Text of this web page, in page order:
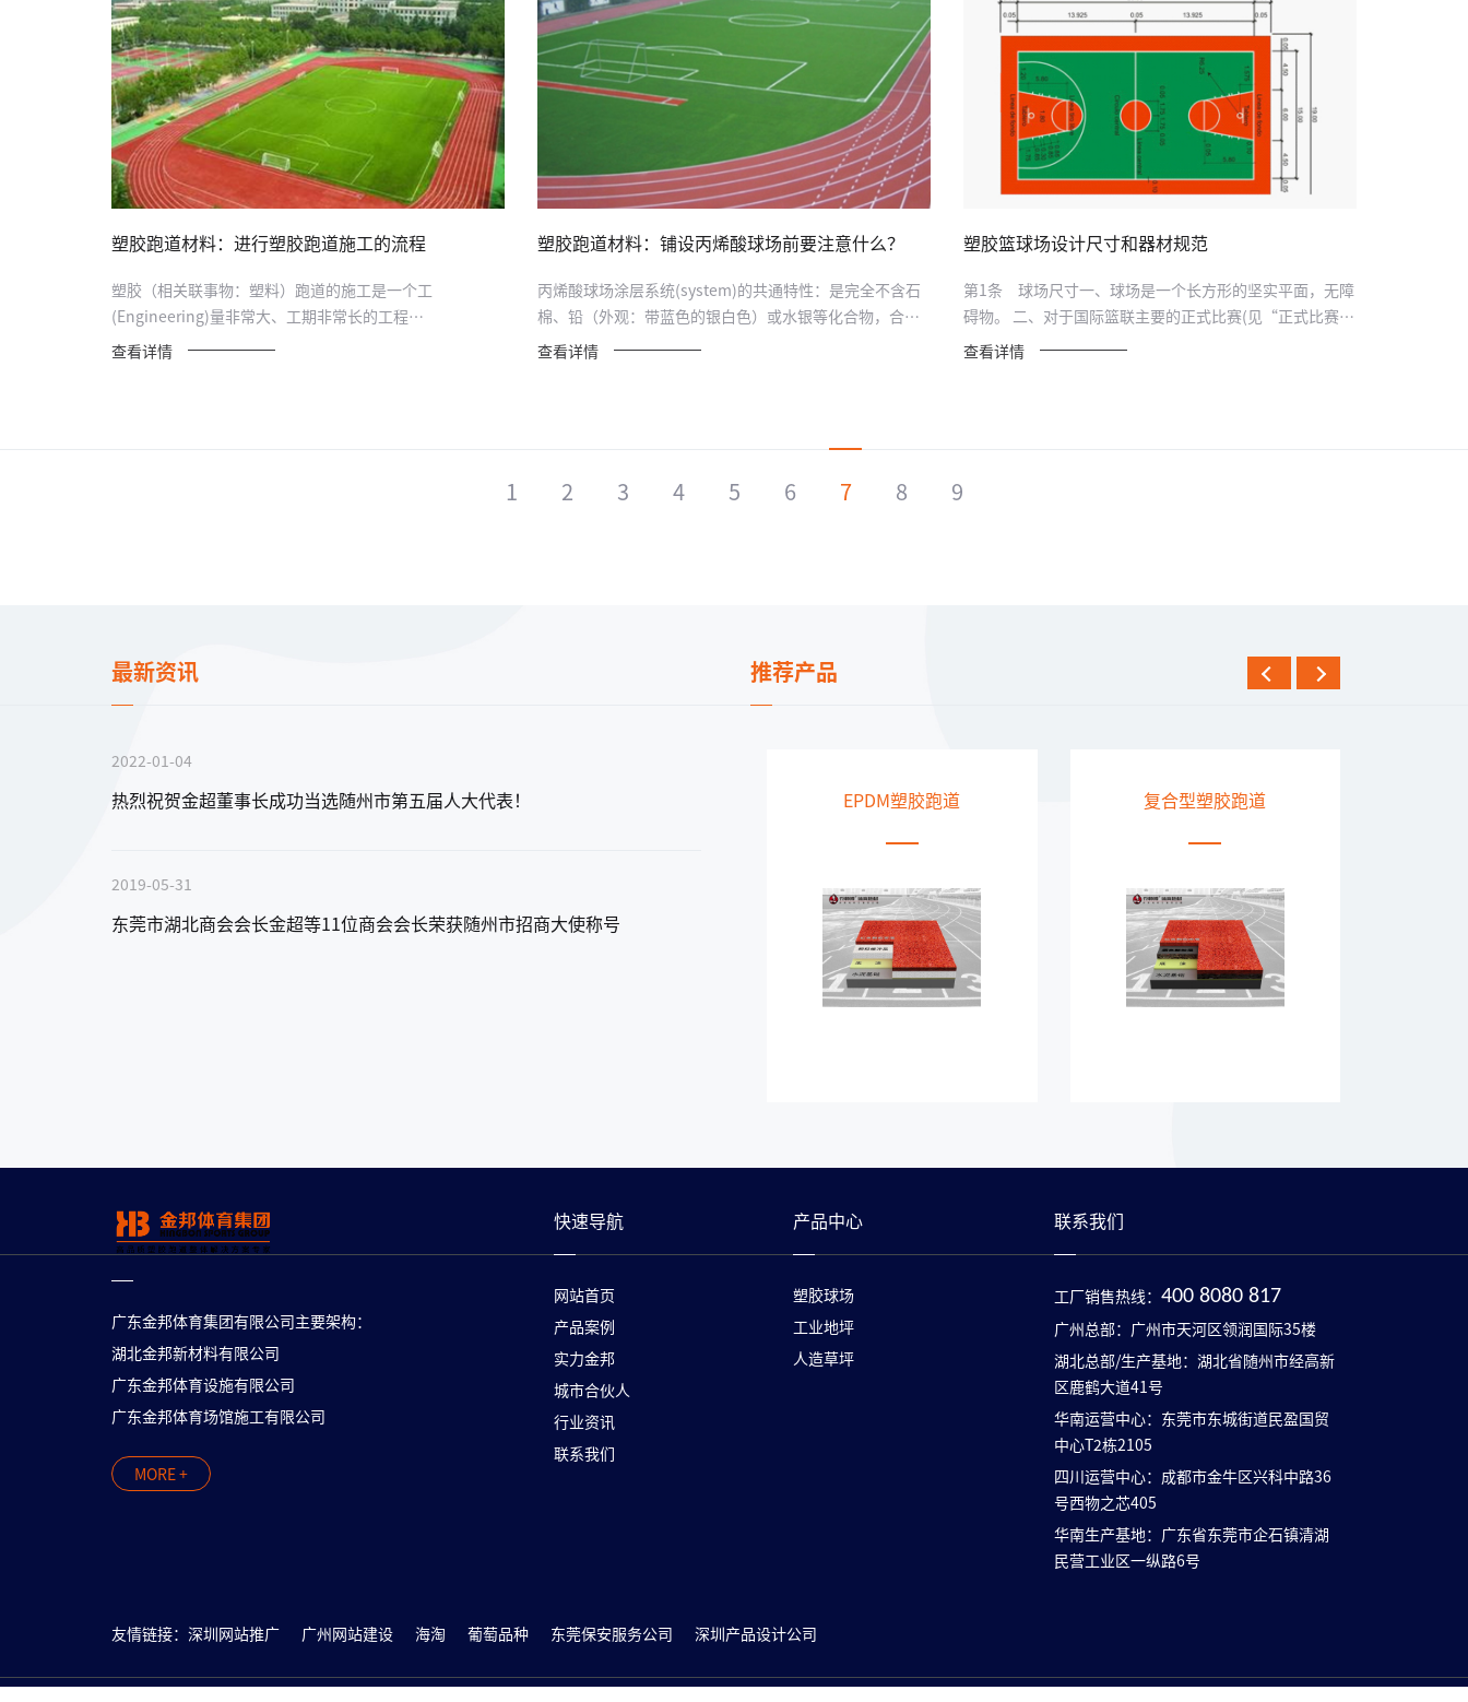
塑胶跑道材料：进行塑胶跑道施工的流程
塑胶（相关联事物：塑料）跑道的施工是一个工
(Engineering)量非常大、工期非常长的工程
(Engineering)...
查看详情
塑胶跑道材料：铺设丙烯酸球场前要注意什么？
丙烯酸球场涂层系统(system)的共通特性：是完全不含石
棉、铅（外观：带蓝色的银白色）或水银等化合物，合乎
环境保护...
查看详情
塑胶篮球场设计尺寸和器材规范
第1条 球场尺寸一、球场是一个长方形的坚实平面，无障
碍物。 二、对于国际篮联主要的正式比赛(见“正式比赛程
序”...
查看详情
1 2 3 4 5 6 7 8 9
最新资讯
2022-01-04
热烈祝贺金超董事长成功当选随州市第五届人大代表！
2019-05-31
东莞市湖北商会会长金超等11位商会会长荣获随州市招商大使称号
推荐产品
预制型塑胶跑道 EPDM塑胶跑道 复合型塑胶跑道
广东金邦体育集团有限公司主要架构：
湖北金邦新材料有限公司
广东金邦体育设施有限公司
广东金邦体育场馆施工有限公司
MORE +
快速导航
网站首页
产品案例
实力金邦
城市合伙人
行业资讯
联系我们
产品中心
塑胶球场
工业地坪
人造草坪
联系我们
工厂销售热线： 400 8080 817
广州总部：广州市天河区领润国际35楼
湖北总部/生产基地：湖北省随州市经高新
区鹿鹤大道41号
华南运营中心：东莞市东城街道民盈国贸
中心T2栋2105
四川运营中心：成都市金牛区兴科中路36
号西物之芯405
华南生产基地：广东省东莞市企石镇清湖
民营工业区一纵路6号
友情链接： 深圳网站推广 广州网站建设 海淘 葡萄品种 东莞保安服务公司 深圳产品设计公司